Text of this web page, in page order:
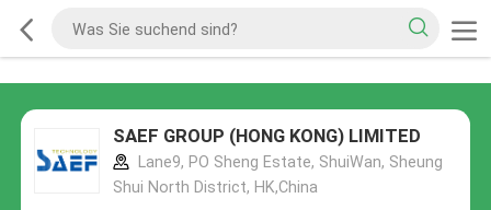
SAEF GROUP (HONG KONG) LIMITED
Lane9, PO Sheng Estate, ShuiWan, Sheung
Shui North District, HK,China